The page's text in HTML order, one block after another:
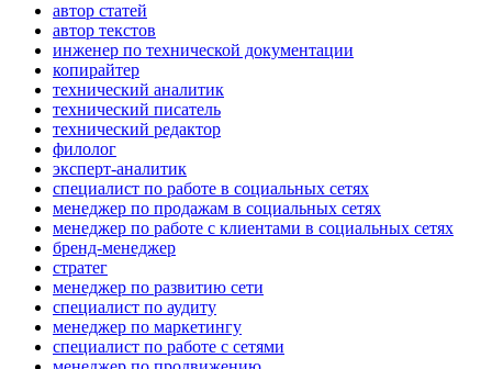
автор статей
автор текстов
инженер по технической документации
копирайтер
технический аналитик
технический писатель
технический редактор
филолог
эксперт-аналитик
специалист по работе в социальных сетях
менеджер по продажам в социальных сетях
менеджер по работе с клиентами в социальных сетях
бренд-менеджер
стратег
менеджер по развитию сети
специалист по аудиту
менеджер по маркетингу
специалист по работе с сетями